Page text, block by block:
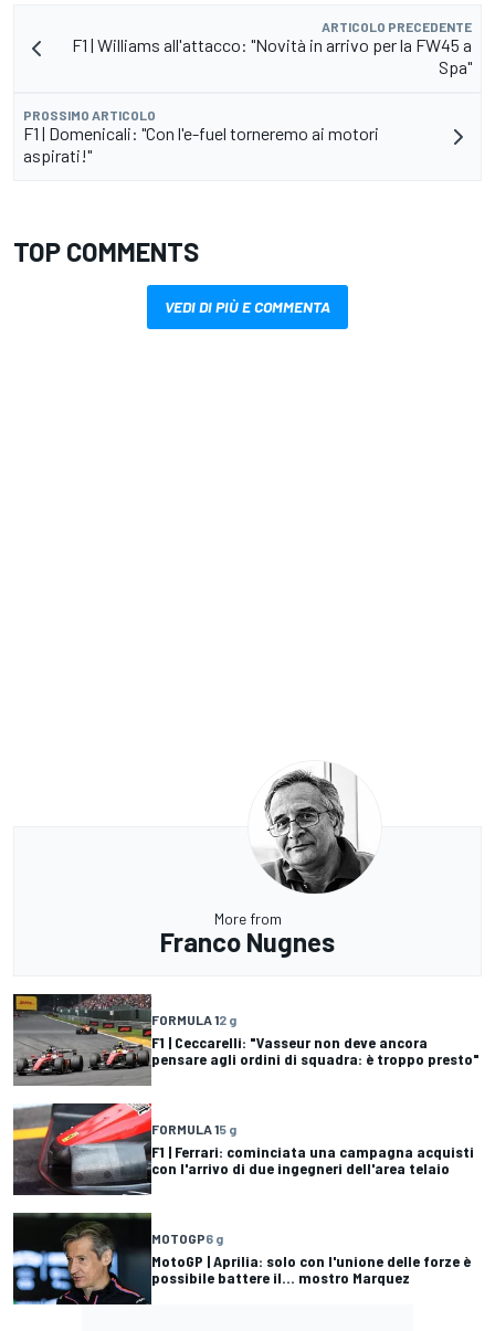
ARTICOLO PRECEDENTE
F1 | Williams all'attacco: "Novità in arrivo per la FW45 a
Spa"
PROSSIMO ARTICOLO
F1 | Domenicali: "Con l'e-fuel torneremo ai motori
aspirati!"
TOP COMMENTS
VEDI DI PIÙ E COMMENTA
More from
Franco Nugnes
FORMULA 12 g
F1 | Ceccarelli: "Vasseur non deve ancora
pensare agli ordini di squadra: è troppo presto"
FORMULA 15 g
F1 | Ferrari: cominciata una campagna acquisti
con l'arrivo di due ingegneri dell'area telaio
MOTOGP6 g
MotoGP | Aprilia: solo con l'unione delle forze è
possibile battere il... mostro Marquez